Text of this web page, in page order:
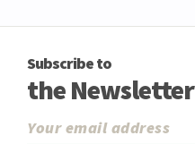
Subscribe to
the Newsletter